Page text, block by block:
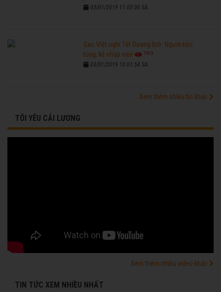
03/01/2019 11:03:00 SA
Sao Việt nghỉ Tết Dương lịch: Người tiệc
tùng, kẻ nhập viện
7673
03/01/2019 10:01:54 SA
Xem thêm nhiều tin khác
TÔI YÊU CẢI LƯƠNG
Xem thêm nhiều video khác
TIN TỨC XEM NHIỀU NHẤT